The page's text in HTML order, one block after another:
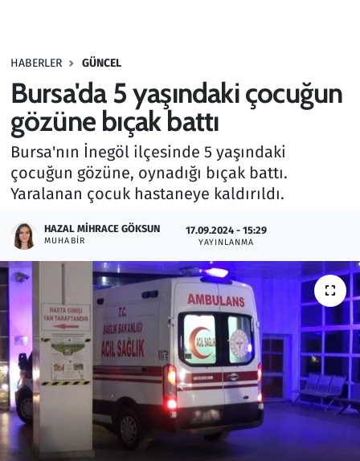
HABERLER GÜNCEL
Bursa'da 5 yaşındaki çocuğun
gözüne bıçak battı
Bursa'nın İnegöl ilçesinde 5 yaşındaki
çocuğun gözüne, oynadığı bıçak battı.
Yaralanan çocuk hastaneye kaldırıldı.
HAZAL MIHRACE GÖKSUN
MUHABIR
17.09.2024 - 15:29
YAYINLANMA
Haber
Kültür Sanat
Kurumsal Haberler
Lezzet Durağı
Memur ve Kamu
Otomobil
Oyun
Ramazan
Resmi İlanlar
Rüya Tabirleri